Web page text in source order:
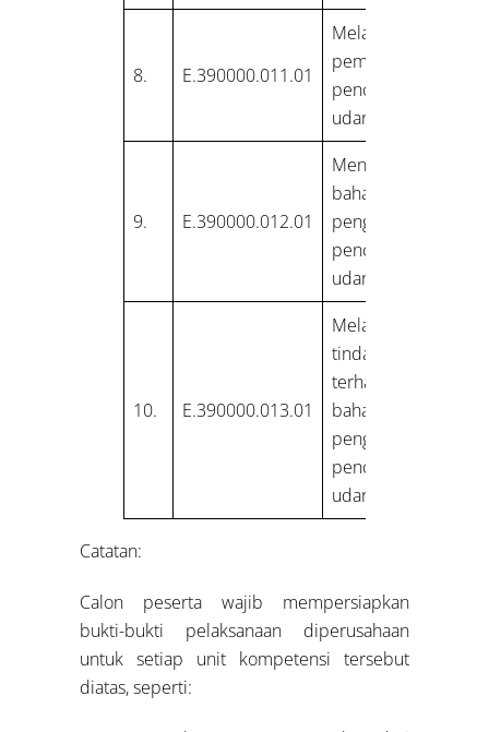
8. E.390000.011.01
Melaksanakan
pemantauan
pencemaran
udara dari emisi
9. E.390000.012.01
Mengidentifikasi
bahaya dalam
pengendalian
pencemaran
udara dari emisi
10. E.390000.013.01
Melakukan
tindakan K3
terhadap
bahaya dalam
pengendalian
pencemaran
udara dari emisi
Catatan:
Calon peserta wajib mempersiapkan
bukti-bukti pelaksanaan diperusahaan
untuk setiap unit kompetensi tersebut
diatas, seperti: